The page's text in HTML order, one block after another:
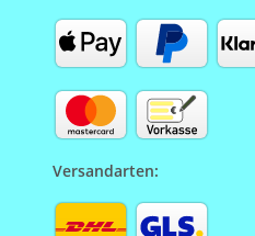
Versandarten: